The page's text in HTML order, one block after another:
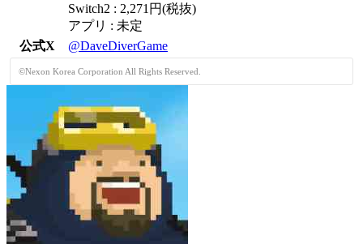
Switch2 : 2,271円(税抜)
アプリ : 未定
公式X
@DaveDiverGame
©Nexon Korea Corporation All Rights Reserved.